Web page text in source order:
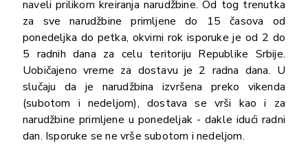
naveli prilikom kreiranja narudžbine. Od tog trenutka
za sve narudžbine primljene do 15 časova od
ponedeljka do petka, okvirni rok isporuke je od 2 do
5 radnih dana za celu teritoriju Republike Srbije.
Uobičajeno vreme za dostavu je 2 radna dana. U
slučaju da je narudžbina izvršena preko vikenda
(subotom i nedeljom), dostava se vrši kao i za
narudžbine primljene u ponedeljak - dakle idući radni
dan. Isporuke se ne vrše subotom i nedeljom.